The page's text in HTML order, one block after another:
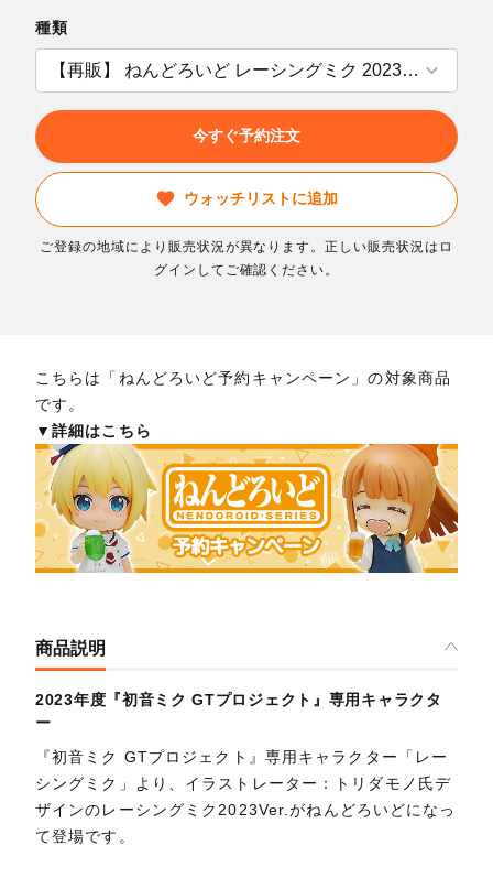
種類
今すぐ予約注文
ウォッチリストに追加
ご登録の地域により販売状況が異なります。正しい販売状況はロ
グインしてご確認ください。
こちらは「ねんどろいど予約キャンペーン」の対象商品
です。
▼詳細はこちら
商品説明
2023年度『初音ミク GTプロジェクト』専用キャラクタ
ー
『初音ミク GTプロジェクト』専用キャラクター「レー
シングミク」より、イラストレーター：トリダモノ氏デ
ザインのレーシングミク2023Ver.がねんどろいどになっ
て登場です。